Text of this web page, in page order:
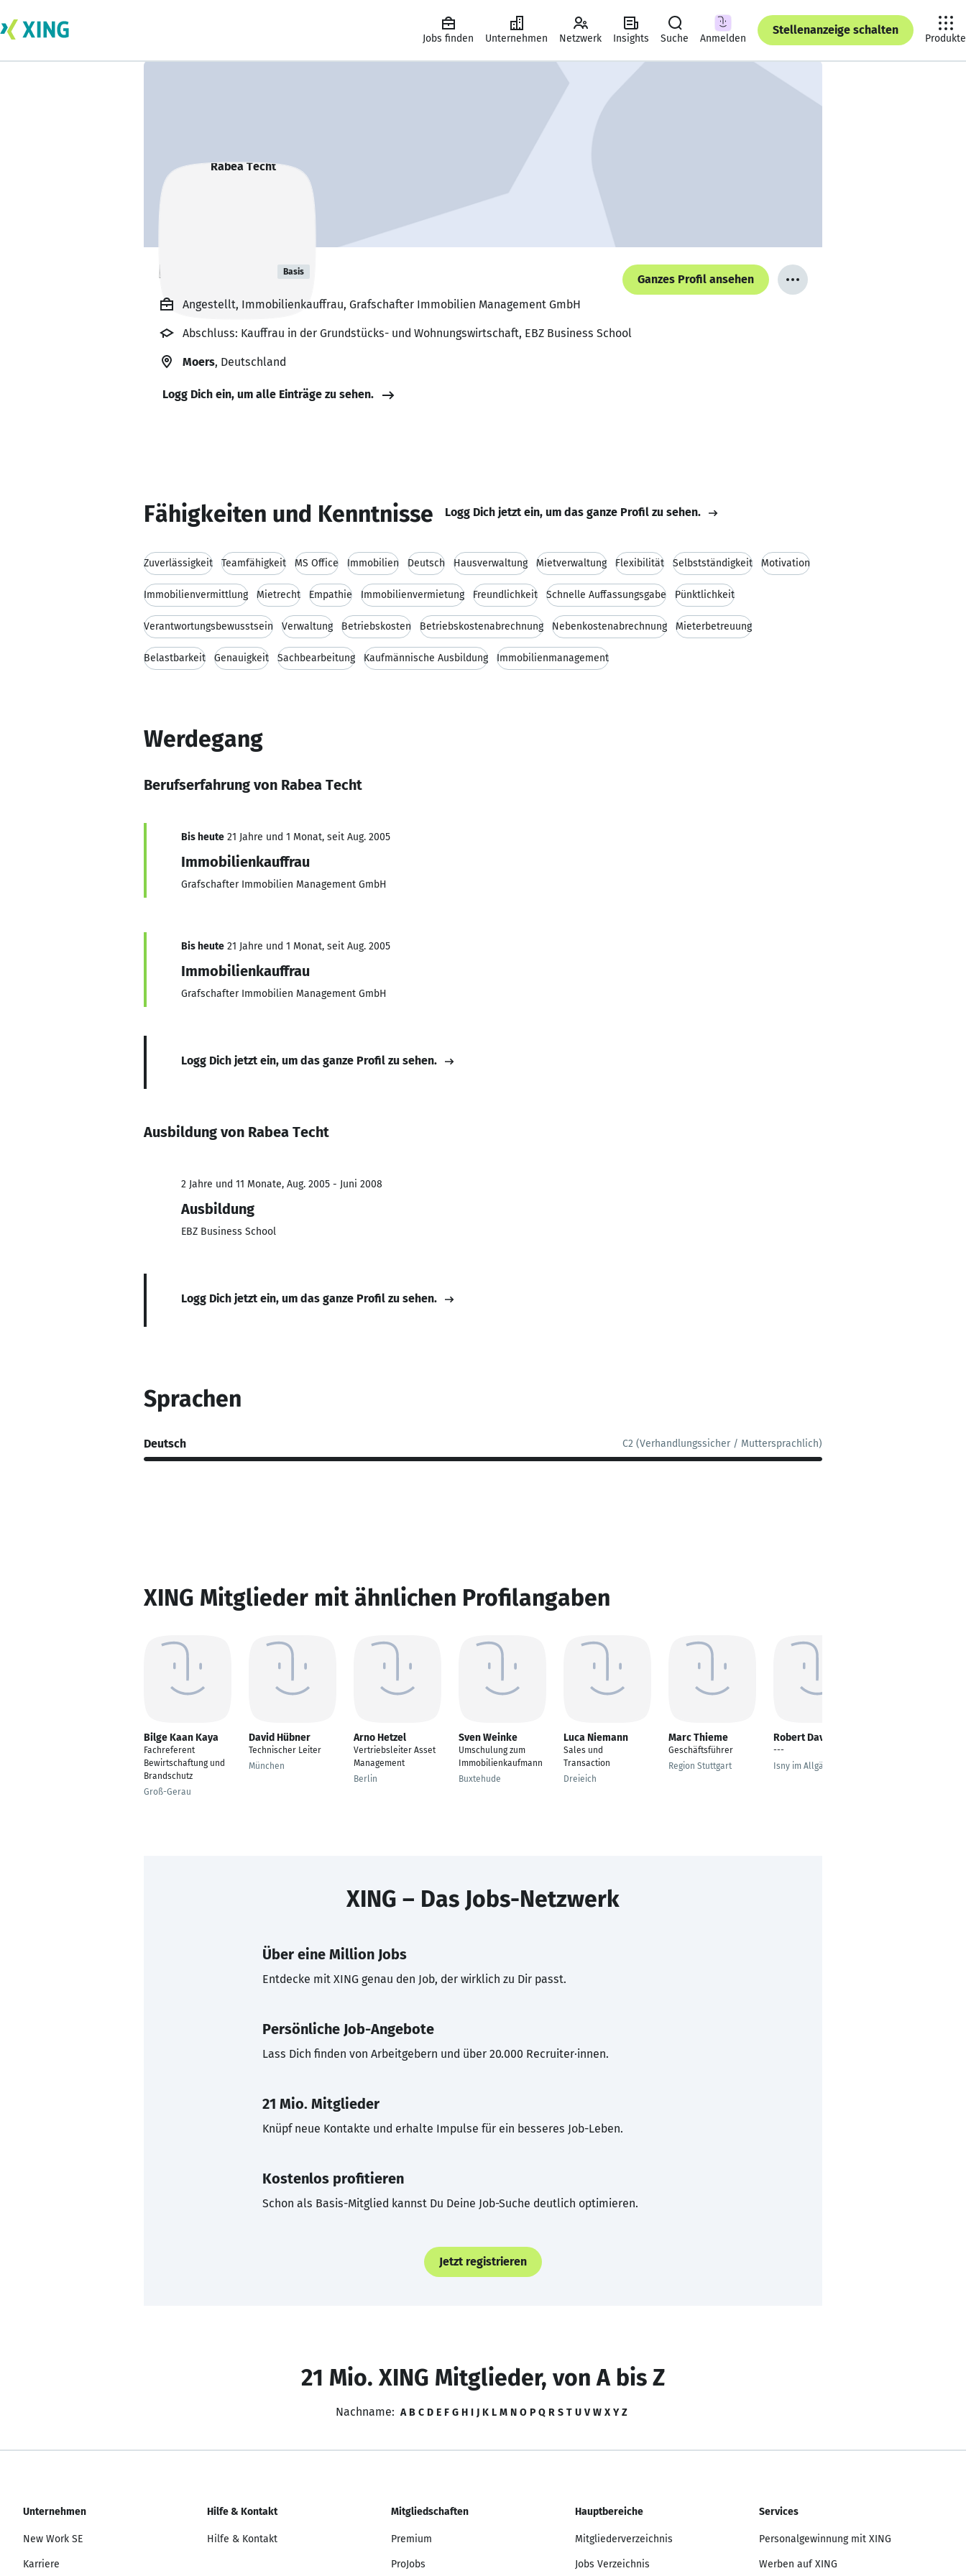
Jobs finden Unternehmen Netzwerk Insights Suche Anmelden
Stellenanzeige schalten
Produkte
Rabea Techt Basis
Ganzes Profil ansehen
Angestellt, Immobilienkauffrau, Grafschafter Immobilien Management GmbH
Abschluss: Kauffrau in der Grundstücks- und Wohnungswirtschaft, EBZ Business School
Moers, Deutschland
Logg Dich ein, um alle Einträge zu sehen.
Fähigkeiten und Kenntnisse Logg Dich jetzt ein, um das ganze Profil zu sehen.
Zuverlässigkeit Teamfähigkeit MS Office Immobilien Deutsch Hausverwaltung Mietverwaltung Flexibilität Selbstständigkeit Motivation
Immobilienvermittlung Mietrecht Empathie Immobilienvermietung Freundlichkeit Schnelle Auffassungsgabe Pünktlichkeit
Verantwortungsbewusstsein Verwaltung Betriebskosten Betriebskostenabrechnung Nebenkostenabrechnung Mieterbetreuung
Belastbarkeit Genauigkeit Sachbearbeitung Kaufmännische Ausbildung Immobilienmanagement
Werdegang
Berufserfahrung von Rabea Techt
Bis heute 21 Jahre und 1 Monat, seit Aug. 2005
Immobilienkauffrau
Grafschafter Immobilien Management GmbH
Bis heute 21 Jahre und 1 Monat, seit Aug. 2005
Immobilienkauffrau
Grafschafter Immobilien Management GmbH
Logg Dich jetzt ein, um das ganze Profil zu sehen.
Ausbildung von Rabea Techt
2 Jahre und 11 Monate, Aug. 2005 - Juni 2008
Ausbildung
EBZ Business School
Logg Dich jetzt ein, um das ganze Profil zu sehen.
Sprachen
Deutsch C2 (Verhandlungssicher / Muttersprachlich)
XING Mitglieder mit ähnlichen Profilangaben
Bilge Kaan Kaya
Fachreferent
Bewirtschaftung und
Brandschutz
Groß-Gerau
David Hübner
Technischer Leiter
München
Arno Hetzel
Vertriebsleiter Asset
Management
Berlin
Sven Weinke
Umschulung zum
Immobilienkaufmann
Buxtehude
Luca Niemann
Sales und
Transaction
Dreieich
Marc Thieme
Geschäftsführer
Region Stuttgart
Robert David
---
Isny im Allgäu
XING – Das Jobs-Netzwerk
Über eine Million Jobs
Entdecke mit XING genau den Job, der wirklich zu Dir passt.
Persönliche Job-Angebote
Lass Dich finden von Arbeitgebern und über 20.000 Recruiter·innen.
21 Mio. Mitglieder
Knüpf neue Kontakte und erhalte Impulse für ein besseres Job-Leben.
Kostenlos profitieren
Schon als Basis-Mitglied kannst Du Deine Job-Suche deutlich optimieren.
Jetzt registrieren
21 Mio. XING Mitglieder, von A bis Z
Nachname: A B C D E F G H I J K L M N O P Q R S T U V W X Y Z
Unternehmen
New Work SE
Karriere
Hilfe & Kontakt
Hilfe & Kontakt
Mitgliedschaften
Premium
ProJobs
Hauptbereiche
Mitgliederverzeichnis
Jobs Verzeichnis
Services
Personalgewinnung mit XING
Werben auf XING